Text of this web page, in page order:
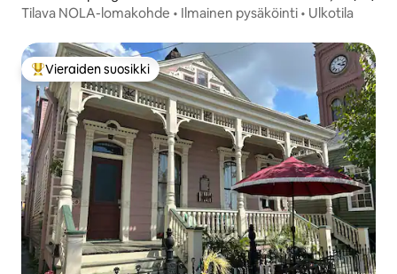
Tilava NOLA-lomakohde • Ilmainen pysäköinti • Ulkotila
Vieraiden suosikkien parhaimmistoa
Vieraiden suosikki